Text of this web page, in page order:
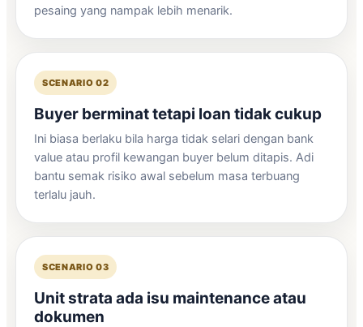
pesaing yang nampak lebih menarik.
SCENARIO 02
Buyer berminat tetapi loan tidak cukup
Ini biasa berlaku bila harga tidak selari dengan bank
value atau profil kewangan buyer belum ditapis. Adi
bantu semak risiko awal sebelum masa terbuang
terlalu jauh.
SCENARIO 03
Unit strata ada isu maintenance atau
dokumen